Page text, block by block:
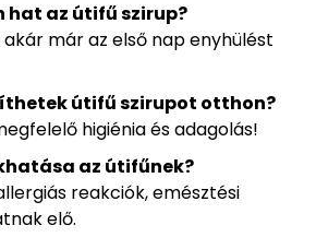
hat az útifű szirup?
már az első nap enyhülést
útifű szirupot otthon?
higiénia és adagolás!
az útifűnek?
reakciók, emésztési
elő.